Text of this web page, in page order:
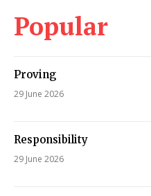
Popular
Proving
29 June 2026
Responsibility
29 June 2026